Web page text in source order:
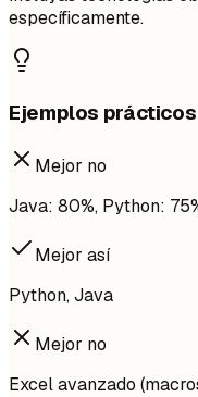
específicamente.
Ejemplos prácticos
Mejor no
Java: 80%, Python:
Mejor así
Python, Java
Mejor no
Excel avanzado